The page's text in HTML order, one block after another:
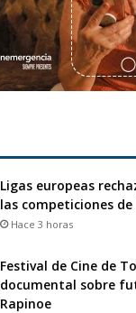
Ligas europeas
las competiciones de
Hace 3 horas
Festival de Cine de
documental sobre
Rapinoe